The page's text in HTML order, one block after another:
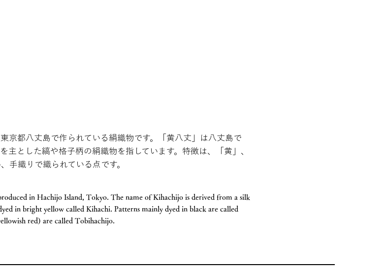
京都八丈島で作られている絹織物です。「黄八丈」は八丈島で
主とした縞や格子柄の絹織物を指しています。特徴は、「黄」、
手織りで織られている点です。
in Hachijo Island, Tokyo. The name of Kihachijo is derived from a silk
in bright yellow called Kihachi. Patterns mainly dyed in black are called
red) are called Tobihachijo.